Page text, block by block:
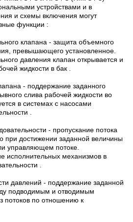
устройствами и в
и схемы включения могут
функции :
клапана - защита объемного
превышающего установленное.
давления клапан открывается и
жидкости в бак .
- поддержание заданного
слива рабочей жидкости во
в системах с насосами
.
- пропускание потока
при достижении заданной величины
управляющем потоке.
исполнительных механизмов в
.
давлений - поддержание заданной
подводимым и отводимым
потоков по отношению к